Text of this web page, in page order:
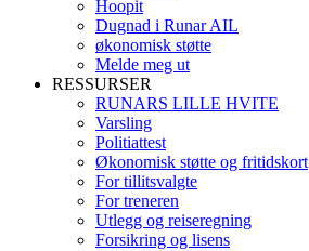
Hoopit
Dugnad i Runar AIL
økonomisk støtte
Melde meg ut
RESSURSER
RUNARS LILLE HVITE
Varsling
Politiattest
Økonomisk støtte og fritidskort
For tillitsvalgte
For treneren
Utlegg og reiseregning
Forsikring og lisens